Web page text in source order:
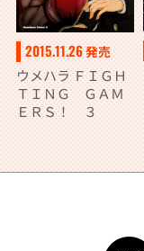
2015.11.26発売
ウメハラ ＦＩＧＨ
ＴＩＮＧ ＧＡＭ
ＥＲＳ！ ３